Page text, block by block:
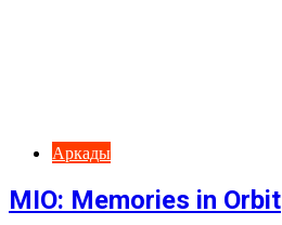
Аркады
MIO: Memories in Orbit